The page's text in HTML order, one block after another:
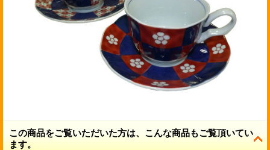
この商品をご覧いただいた方は、こんな商品もご覧頂いてい
ます。